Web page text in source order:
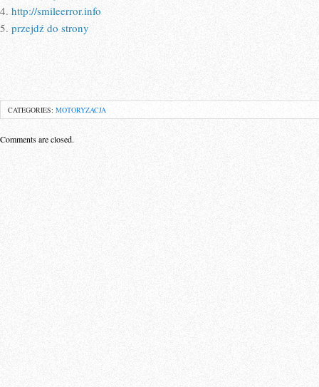
4. http://smileerror.info
5. przejdź do strony
CATEGORIES: MOTORYZACJA
Comments are closed.